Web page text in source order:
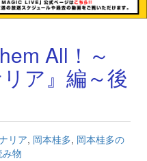
All！～
ア』編～後
リア, 岡本桂多, 岡本桂多の
み物